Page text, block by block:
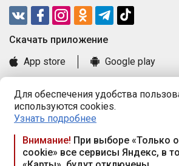
Для обеспечения удобства
используются cookies.
Узнать подробнее
Внимание! При выборе «Только
cookie» все сервисы Яндекс, в
Cкачать приложение
App store
Google play
Книга замечаний и предложений
Правила и документы
Praca.by © 2000—2026, ООО «ПРАЦА БАЙ»
Республика Беларусь, 220114, г. Минск,
117а, пом. № 9.